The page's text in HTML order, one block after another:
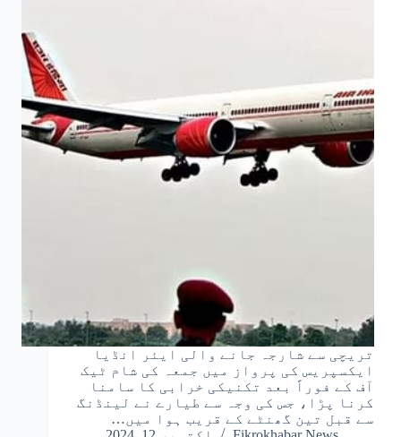
تریچی سے شارجہ جانے والی ایئر انڈیا
ایکسپریس کی پرواز میں جمعہ کی شام ٹیک
آف کے فوراً بعد تکنیکی خرابی کا سامنا
کرنا پڑا، جس کی وجہ سے طیارے نے لینڈنگ
سے قبل تین گھنٹے کے قریب ہوا میں…